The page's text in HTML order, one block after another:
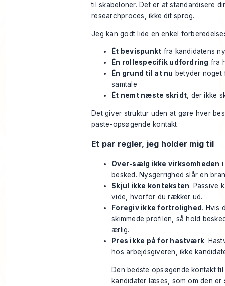
til skabeloner. Det er at standardisere
researchproces, ikke dit sprog.
Jeg kan godt lide en enkel
Ét bevispunkt fra kandidatens
Én rollespecifik udfordring fra
Én grund til at nu betyder noget
samtale
Ét nemt næste skridt, der ikke
Det giver struktur uden at gøre hver
paste-opsøgende kontakt.
Et par regler, jeg holder mig til
Over-sælg ikke virksomheden i
besked. Nysgerrighed slår en
Skjul ikke konteksten. Passive
vide, hvorfor du rækker ud.
Foregiv ikke fortrolighed . Hvis
skimmede profilen, så hold
ærlig.
Pres ikke på for hastværk.
hos arbejdsgiveren, ikke
Den bedste opsøgende kontakt
kandidater læses, som om den er